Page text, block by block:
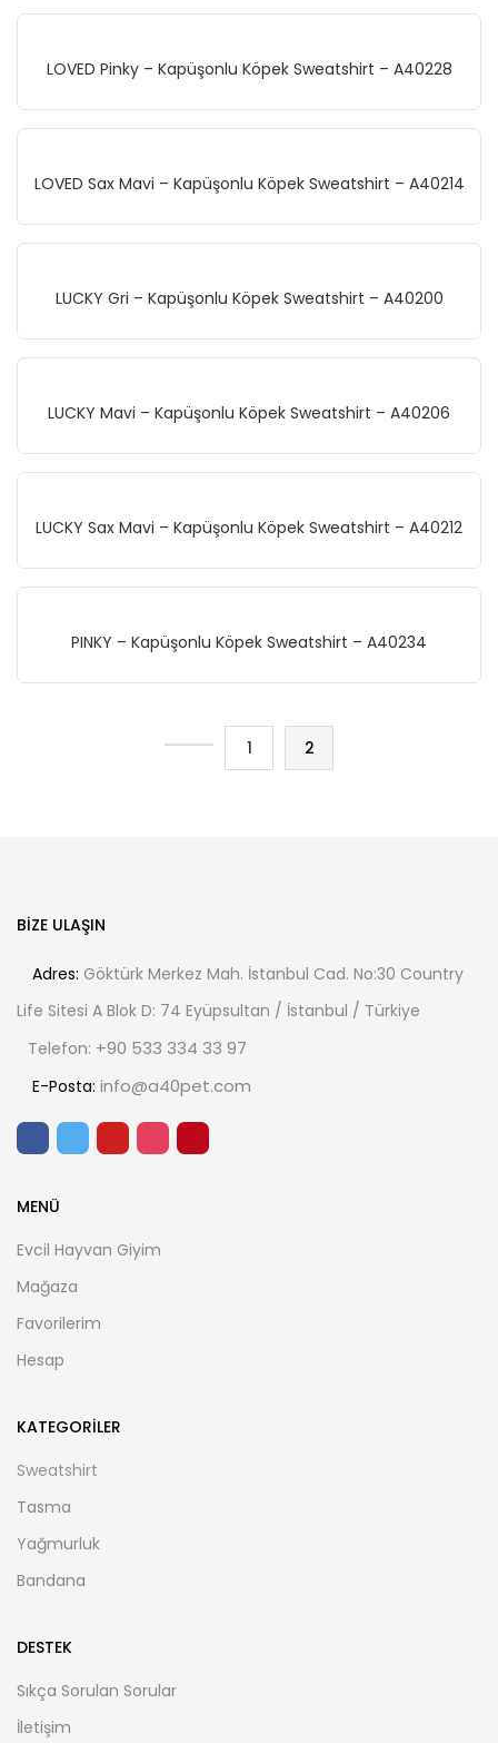
LOVED Pinky – Kapüşonlu Köpek Sweatshirt – A40228
LOVED Sax Mavi – Kapüşonlu Köpek Sweatshirt – A40214
LUCKY Gri – Kapüşonlu Köpek Sweatshirt – A40200
LUCKY Mavi – Kapüşonlu Köpek Sweatshirt – A40206
LUCKY Sax Mavi – Kapüşonlu Köpek Sweatshirt – A40212
PINKY – Kapüşonlu Köpek Sweatshirt – A40234
1 2
BIZE ULAŞIN
Adres: Göktürk Merkez Mah. İstanbul Cad. No:30 Country
Life Sitesi A Blok D: 74 Eyüpsultan / İstanbul / Türkiye
Telefon: +90 533 334 33 97
E-Posta: info@a40pet.com
MENÜ
Evcil Hayvan Giyim
Mağaza
Favorilerim
Hesap
KATEGORILER
Sweatshirt
Tasma
Yağmurluk
Bandana
DESTEK
Sıkça Sorulan Sorular
İletişim